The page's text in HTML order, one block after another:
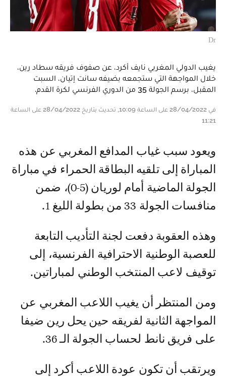
Dr
يغيب الدولي المغربي نايف أكرد، عن صفوف فريقه سطاد رين،
خلال المواجهة التي ستجمعه بضيفه سانت إتيان، السبت
المقبل، برسم الجولة 35 من الدوري الفرنسي لكرة القدم.
في 28/04/2022 على الساعة 10:09, تحديث بتاريخ 28/04/2022 على الساعة
11:21
ويعود سبب غياب المدافع المغربي عن هذه
المباراة إلى تلقيه البطاقة الحمراء في مباراة
الجولة الماضية أمام لوريان (5-0)، ضمن
منافسات الجولة 33 من بطولة الليغ 1.
وهذه العقوبة دفعت لجنة التأديب التابعة
للعصبة الوطنية الاحترافية الفرنسية، إلى
توقيف لاعب المنتخب الوطني لمباراتين.
ومن المنتظر أن يغيب اللاعب المغربي عن
المواجهة الثانية لفريقه حين يحل رين ضيفا
على فريق نانط لحساب الجولة الـ 36.
ويرتقب أن تكون عودة اللاعب أكرد إلى